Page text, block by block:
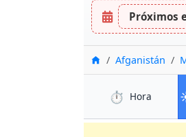
Próximos
InicioAfganistán
⏱️ Hora en